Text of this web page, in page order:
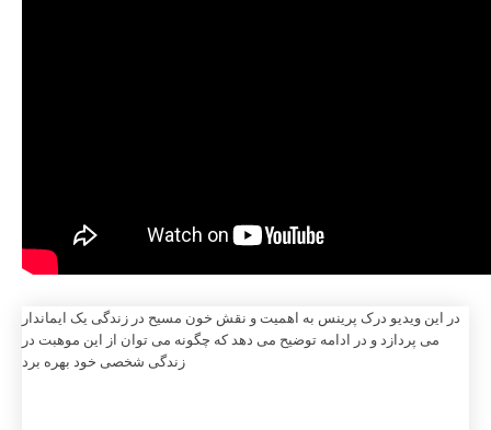
در این ویدیو درک پرینس به اهمیت و نقش خون مسیح در زندگی یک ایماندار
می پردازد و در ادامه توضیح می دهد که چگونه می توان از این موهبت در
زندگی شخصی خود بهره برد